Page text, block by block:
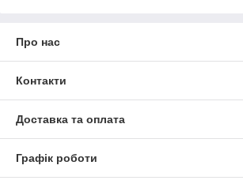
Про нас
Контакти
Доставка та оплата
Графік роботи